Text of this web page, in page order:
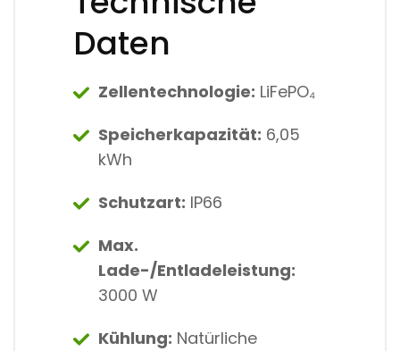
Daten
Zellentechnologie: LiFePO₄
Speicherkapazität: 6,05
kWh
Schutzart: IP66
Max.
Lade-/Entladeleistung:
3000 W
Kühlung: Natürliche